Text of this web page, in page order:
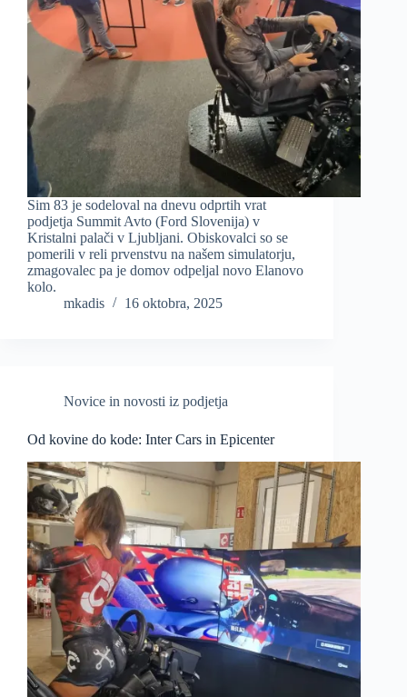
Sim 83 je sodeloval na dnevu odprtih vrat
podjetja Summit Avto (Ford Slovenija) v
Kristalni palači v Ljubljani. Obiskovalci so se
pomerili v reli prvenstvu na našem simulatorju,
zmagovalec pa je domov odpeljal novo Elanovo
kolo.
mkadis
16 oktobra, 2025
Novice in novosti iz podjetja
Od kovine do kode: Inter Cars in Epicenter